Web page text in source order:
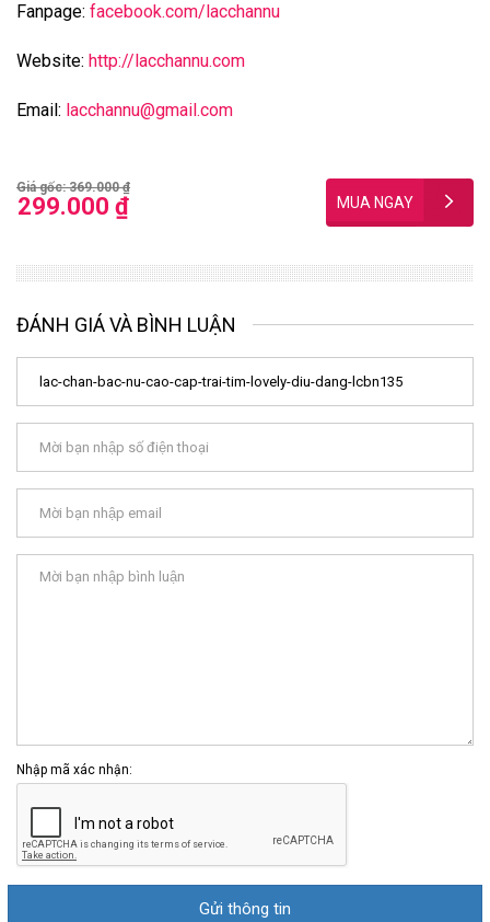
Fanpage: facebook.com/lacchannu
Website: http://lacchannu.com
Email: lacchannu@gmail.com
Giá gốc: 369.000 ₫
299.000 ₫
ĐÁNH GIÁ VÀ BÌNH LUẬN
Nhập mã xác nhận: